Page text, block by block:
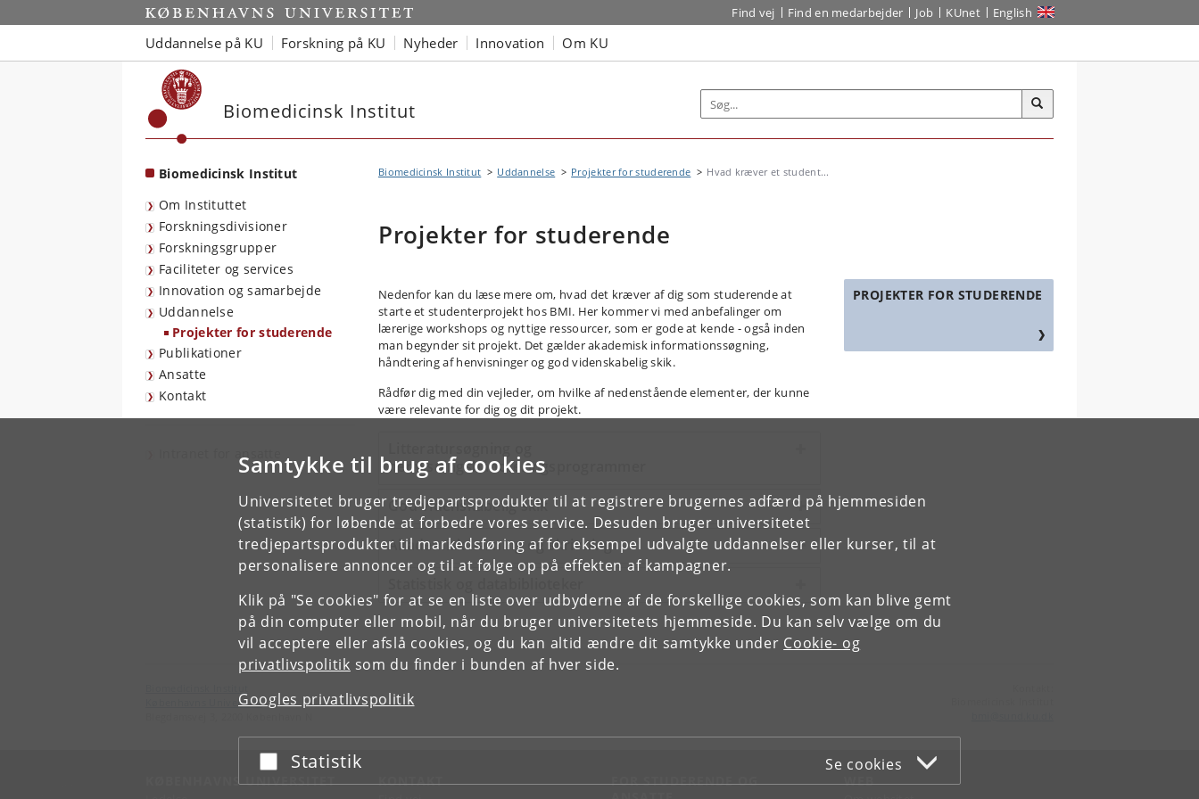
Samtykke til brug af cookies
Universitetet bruger tredjepartsprodukter til at registrere brugernes adfærd på hjemmesiden
(statistik) for løbende at forbedre vores service. Desuden bruger universitetet
tredjepartsprodukter til markedsføring af for eksempel udvalgte uddannelser eller kurser, til at
personalisere annoncer og til at følge op på effekten af kampagner.
Klik på "Se cookies" for at se en liste over udbyderne af de forskellige cookies, som kan blive gemt
på din computer eller mobil, når du bruger universitetets hjemmeside. Du kan selv vælge om du
vil acceptere eller afslå cookies, og du kan altid ændre dit samtykke under Cookie- og
privatlivspolitik som du finder i bunden af hver side.
Googles privatlivspolitik
Acceptér eller afslå
Statistik Se cookies
Start Find vej Find en medarbejder Job KUnet English
Uddannelse på KU Forskning på KU Nyheder Innovation Om KU
Biomedicinsk Institut
Biomedicinsk Institut
Om Instituttet
Forskningsdivisioner
Forskningsgrupper
Faciliteter og services
Innovation og samarbejde
Uddannelse
Projekter for studerende
Publikationer
Ansatte
Kontakt
Intranet for ansatte
Biomedicinsk Institut Uddannelse Projekter for studerende Hvad kræver et student...
Projekter for studerende
Nedenfor kan du læse mere om, hvad det kræver af dig som studerende at
starte et studenterprojekt hos BMI. Her kommer vi med anbefalinger om
lærerige workshops og nyttige ressourcer, som er gode at kende - også inden
man begynder sit projekt. Det gælder akademisk informationssøgning,
håndtering af henvisninger og god videnskabelig skik.
Rådfør dig med din vejleder, om hvilke af nedenstående elementer, der kunne
være relevante for dig og dit projekt.
henvisningshåndteringsprogrammer
God videnskabelig skik
Akademisk læsning og skrivning
PROJEKTER FOR STUDERENDE
Københavns Universitet
KØBENHAVNS UNIVERSITET KONTAKT
FOR STUDERENDE OG
WEB